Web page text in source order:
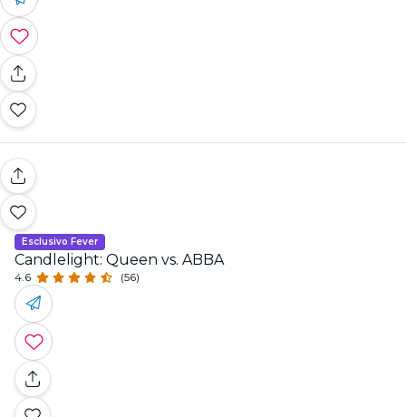
Esclusivo Fever
Candlelight: Queen vs. ABBA
4.6 (56)